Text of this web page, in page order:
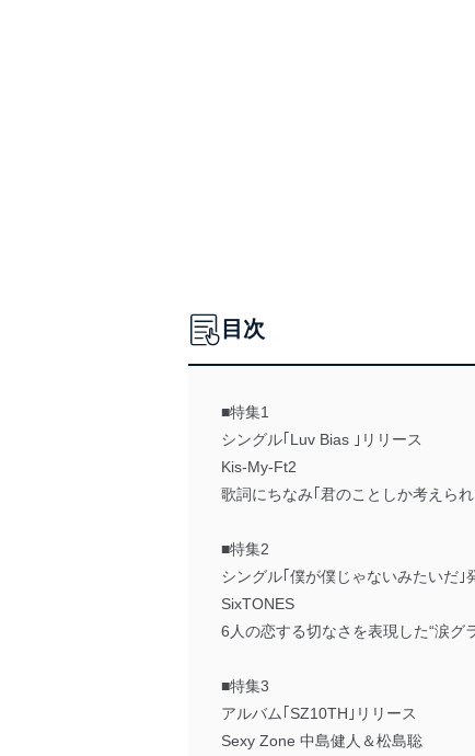
目次
■特集1
シングル｢Luv Bias ｣リリース
Kis-My-Ft2
歌詞にちなみ｢君のことしか考えら
■特集2
シングル｢僕が僕じゃないみたいだ｣
SixTONES
6人の恋する切なさを表現した“涙グ
■特集3
アルバム｢SZ10TH｣リリース
Sexy Zone 中島健人＆松島聡